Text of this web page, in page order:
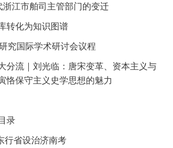
江市舶司主管部门的变迁
转化为知识图谱
究国际学术研讨会议程
分流｜刘光临：唐宋变革、资本主义与
保守主义史学思想的魅力
录
行省设治济南考